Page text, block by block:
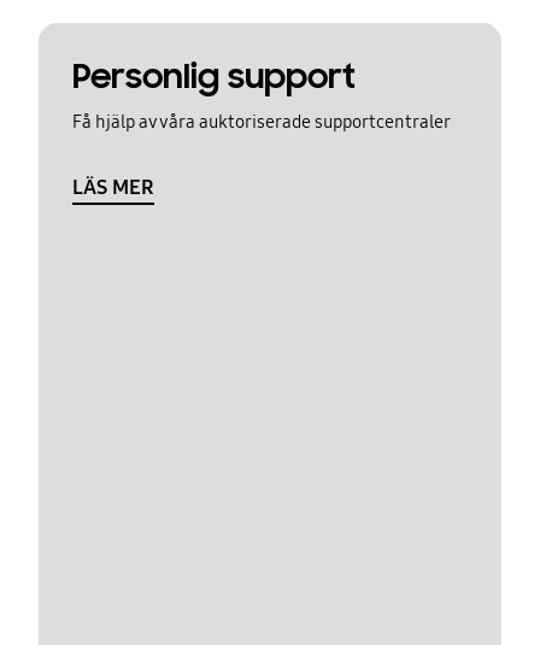
Personlig support
Få hjälp av våra auktoriserade supportcentraler
LÄS MER